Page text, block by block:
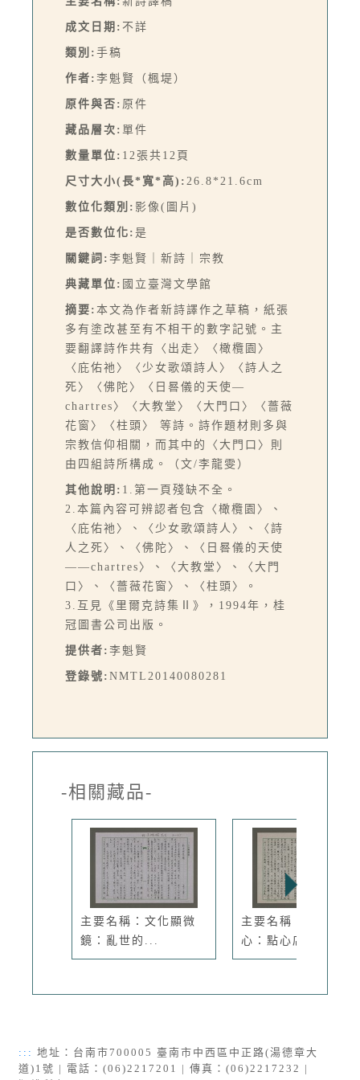
成文日期: 不詳
類別: 手稿
作者: 李魁賢（楓堤）
原件與否: 原件
藏品層次: 單件
數量單位: 12張共12頁
尺寸大小(長*寬*高): 26.8*21.6cm
數位化類別: 影像(圖片)
是否數位化: 是
關鍵詞: 李魁賢｜新詩｜宗教
典藏單位: 國立臺灣文學館
摘要: 本文為作者新詩譯作之草稿，紙張
多有塗改甚至有不相干的數字記號。主
要翻譯詩作共有〈出走〉〈橄欖園〉
〈庇佑祂〉〈少女歌頌詩人〉〈詩人之
死〉〈佛陀〉〈日晷儀的天使—
chartres〉〈大教堂〉〈大門口〉〈薔薇
花窗〉〈柱頭〉 等詩。詩作題材則多與
宗教信仰相關，而其中的〈大門口〉則
由四組詩所構成。（文/李龍雯）
其他說明: 1.第一頁殘缺不全。
2.本篇內容可辨認者包含〈橄欖園〉、
〈庇佑祂〉、〈少女歌頌詩人〉、〈詩
人之死〉、〈佛陀〉、〈日晷儀的天使
——chartres〉、〈大教堂〉、〈大門
口〉、〈薔薇花窗〉、〈柱頭〉。
3.互見《里爾克詩集Ⅱ》，1994年，桂
冠圖書公司出版。
提供者: 李魁賢
登錄號: NMTL20140080281
-相關藏品-
主要名稱：文化顯微
鏡：亂世的...
主要名稱：文化點
心：點心店收市
::: 地址：台南市700005 臺南市中西區中正路(湯德章大
道)1號 | 電話：(06)2217201 | 傳真：(06)2217232 |